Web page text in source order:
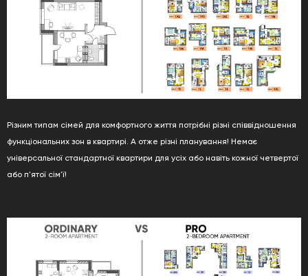
Різним типам сімей для комфортного життя потрібні різні співвідношення
функціональних зон в квартирі. А отже різні планування! Немає
універсальної стандартної квартири для усіх або навіть кожної четвертої
або п'ятої сім'ї!